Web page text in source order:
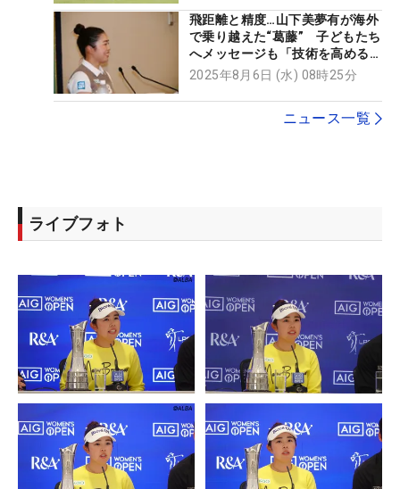
飛距離と精度…山下美夢有が海外
で乗り越えた“葛藤” 子どもたち
へメッセージも「技術を高める練
習をすれば…」
2025年8月6日 (水) 08時25分
ニュース一覧
ライブフォト